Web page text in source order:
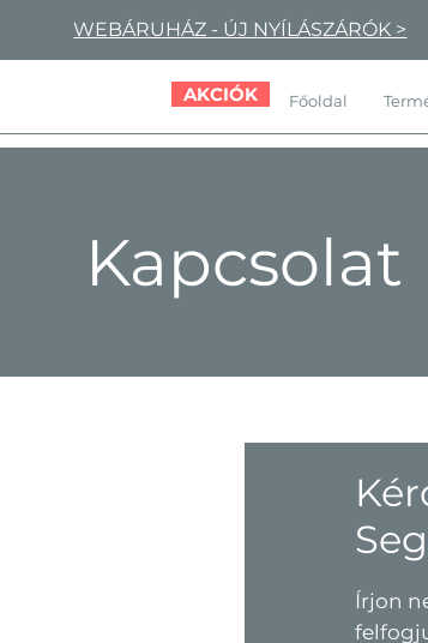
WEBÁRUHÁZ - ÚJ NYÍLÁSZÁRÓK >
AKCIÓK Főoldal
Kapcsolat
Írjon